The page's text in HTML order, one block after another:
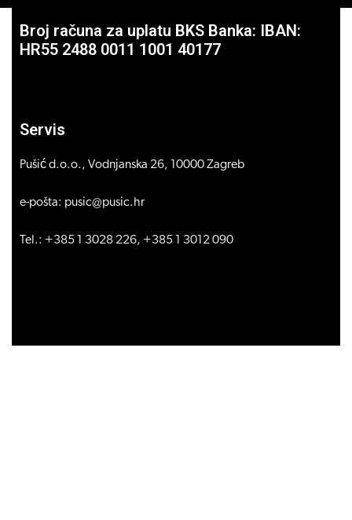
Broj računa za uplatu BKS Banka: IBAN:
HR55 2488 0011 1001 40177
Servis
Pušić d.o.o., Vodnjanska 26, 10000 Zagreb
e-pošta: pusic@pusic.hr
Tel.: +385 1 3028 226, +385 1 3012 090